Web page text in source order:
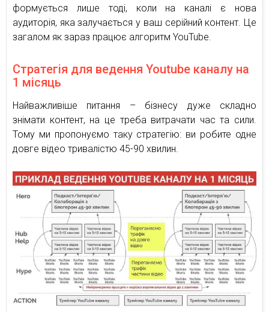
формується лише тоді, коли на каналі є нова
аудиторія, яка залучається у ваш серійний контент. Це
загалом як зараз працює алгоритм YouTube.
Стратегія для ведення Youtube каналу на
1 місяць
Найважливіше питання – бізнесу дуже складно
знімати контент, на це треба витрачати час та сили.
Тому ми пропонуємо таку стратегію: ви робите одне
довге відео тривалістю 45-90 хвилин.